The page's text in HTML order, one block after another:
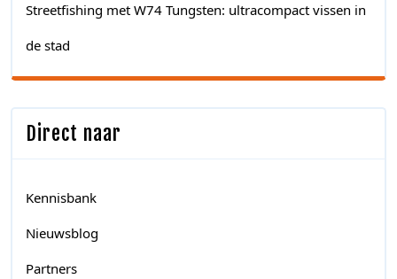
Streetfishing met W74 Tungsten: ultracompact vissen in
de stad
Direct naar
Kennisbank
Nieuwsblog
Partners